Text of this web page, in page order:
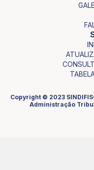
Copyright © 2023
Administração